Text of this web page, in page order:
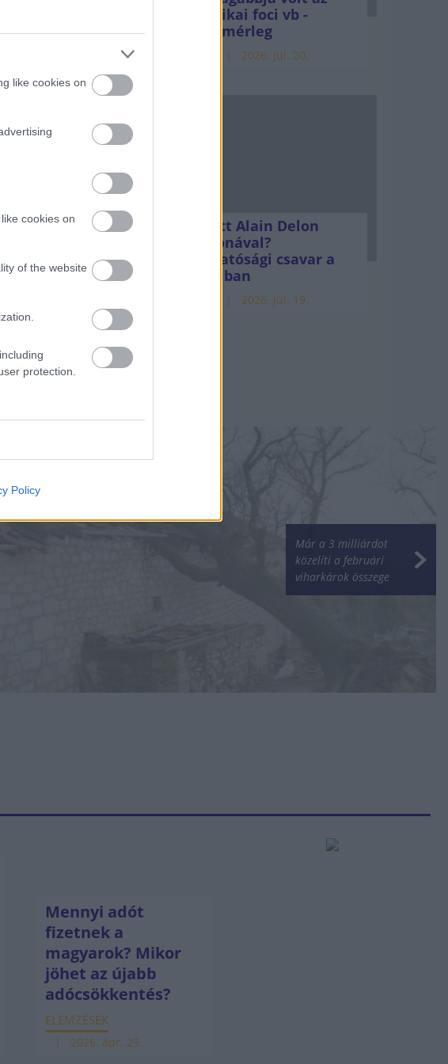
like cookies on
cookies on
of the website
protection.
Policy
amerikai foci vb -
gyorsmérleg
2026. júl. 20.
Mi lett Alain Delon
vagyonával?
Adóhatósági csavar a
sztoriban
2026. júl. 19.
Már a 3 milliárdot
közelíti a februári
viharkárok összege
Mennyi adót
fizetnek a
magyarok? Mikor
jöhet az újabb
adócsökkentés?
ELEMZÉSEK
2026. ápr. 23.